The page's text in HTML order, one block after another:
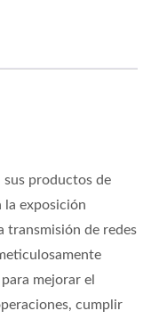
sus productos de
la exposición
transmisión de redes
mejorar el
cumplir